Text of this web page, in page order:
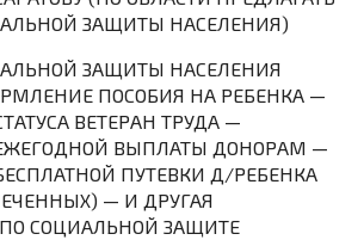
ЗАЩИТЫ НАСЕЛЕНИЯ)
ЗАЩИТЫ НАСЕЛЕНИЯ
ПОСОБИЯ НА РЕБЕНКА —
ВЕТЕРАН ТРУДА —
ВЫПЛАТЫ ДОНОРАМ —
ПУТЕВКИ Д/РЕБЕНКА
— И ДРУГАЯ
СОЦИАЛЬНОЙ ЗАЩИТЕ